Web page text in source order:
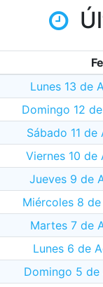
Lunes 13 de
Domingo 12
Sábado 11
Viernes 10 de
Jueves 9 de
Miércoles 8
Martes 7 de
Lunes 6 de
Domingo 5